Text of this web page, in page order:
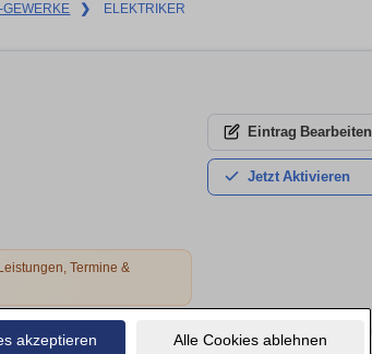
akzeptieren Alle Cookies ablehnen
❯ ELEKTRIKER
Termine &
Eintrag Bearbeiten
Jetzt Aktivieren